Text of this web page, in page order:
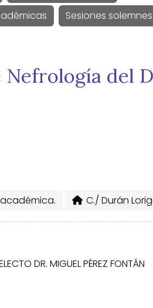
Sesiones solemnes
del
académica. C./ Durán
DR. MIGUEL PÉREZ FONTÁN